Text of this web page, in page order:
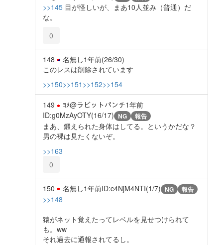
>>145 目が怪しいが、まあ10人並み（普通）だ
な。
0
148 名無し1年前(26/30)
このレスは削除されています
>>150>>151 >>152>>154
149 ﾖﾒ@ラビットパンチ1年前
ID:g0MzAyOTY(16/17) NG 報告
まあ、鍛えられた身体はしてる。というかだな？
男の裸は見たくないぞ。
>>163
0
150 名無し1年前ID:c4NjM4NTI(1/7) NG 報告
>>148
猿がネット覚えたってレベルを見せつけられて
も。ww
それ過去に通報されてるし。